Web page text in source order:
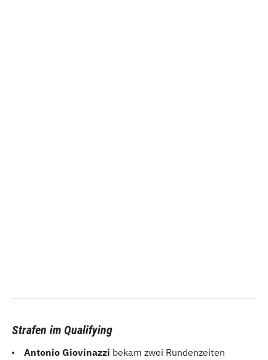
Strafen im Qualifying
Antonio Giovinazzi bekam zwei Rundenzeiten